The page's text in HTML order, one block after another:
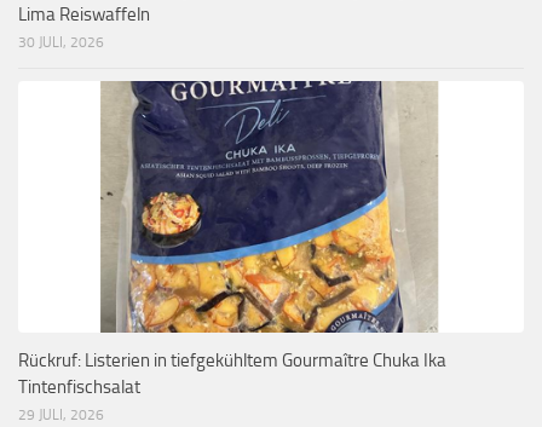
Lima Reiswaffeln
30 JULI, 2026
Rückruf: Listerien in tiefgekühltem Gourmaître Chuka Ika
Tintenfischsalat
29 JULI, 2026